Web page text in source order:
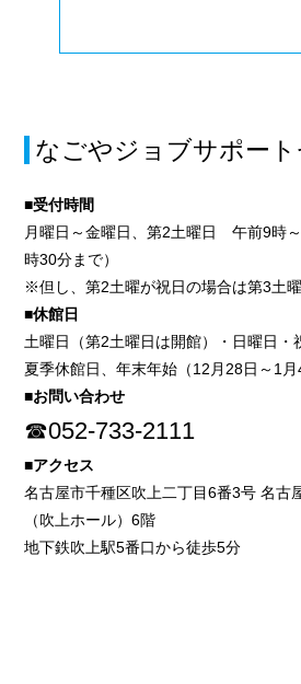
なごやジョブサポー
■受付時間
月曜日～金曜日、第2土曜日 午前9時
時30分まで）
※但し、第2土曜が祝日の場合は第3土
■休館日
土曜日（第2土曜日は開館）・日曜日・
夏季休館日、年末年始（12月28日～1月
■お問い合わせ
☎052-733-2111
■アクセス
名古屋市千種区吹上二丁目6番3号 名古
（吹上ホール）6階
地下鉄吹上駅5番口から徒歩5分